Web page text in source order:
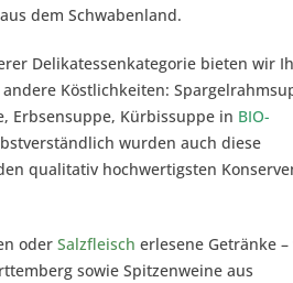
dem Schwabenland.
Delikatessenkategorie bieten wir
Köstlichkeiten:
Erbsensuppe, Kürbissuppe in BIO-
wurden auch diese
qualitativ hochwertigsten
oder Salzfleisch erlesene Getränke –
sowie Spitzenweine aus